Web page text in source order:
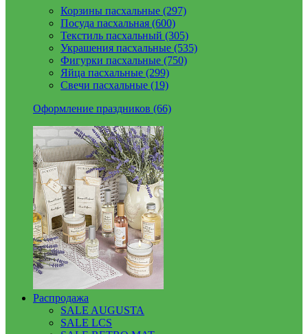
Корзины пасхальные (297)
Посуда пасхальная (600)
Текстиль пасхальный (305)
Украшения пасхальные (535)
Фигурки пасхальные (750)
Яйца пасхальные (299)
Свечи пасхальные (19)
Оформление праздников (66)
Распродажа
SALE AUGUSTA
SALE LCS